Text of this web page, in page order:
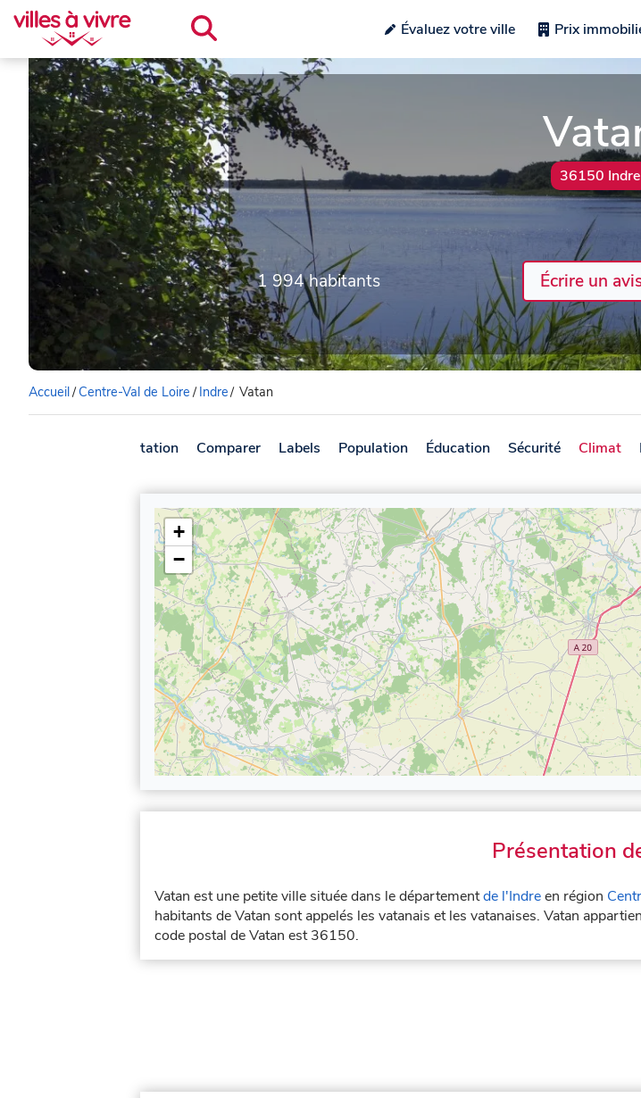
Évaluez votre ville Prix
36150 Indre
1 994 habitants Écrire un
Accueil/Centre-Val de Loire/ Indre/ Vatan
Présentation Comparer Labels Population Éducation Sécurité Climat
+
−
Présentation
Vatan est une petite ville située dans le départementde l'Indreen région
habitants de Vatan sont appelés les vatanais et les vatanaises. Vatan
code postal de Vatan est 36150.